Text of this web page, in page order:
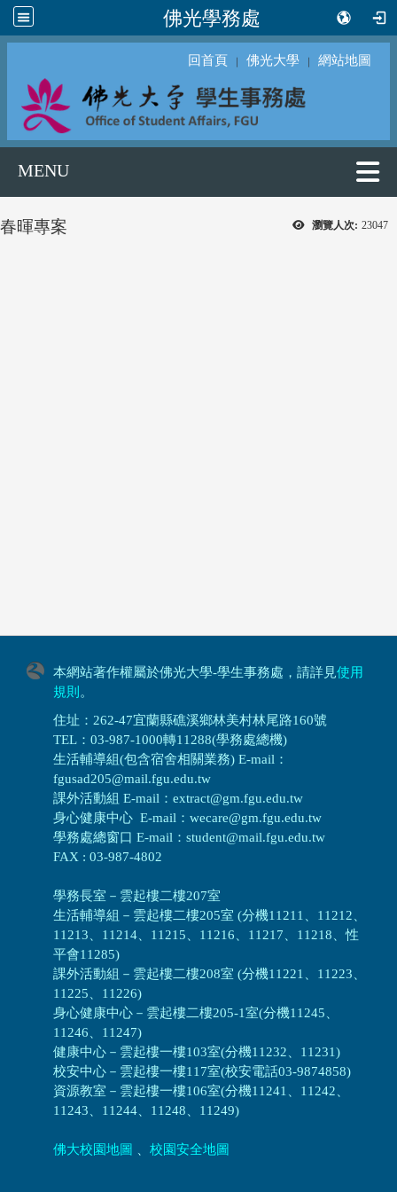
佛光學務處
回首頁 ｜ 佛光大學 ｜ 網站地圖
MENU
瀏覽人次: 23047
春暉專案
本網站著作權屬於佛光大學-學生事務處，請詳見使用
規則 。
住址：262-47宜蘭縣礁溪鄉林美村林尾路160號
TEL：03-987-1000轉11288(學務處總機)
生活輔導組(包含宿舍相關業務) E-mail：
fgusad205@mail.fgu.edu.tw
課外活動組 E-mail：extract@gm.fgu.edu.tw
身心健康中心 E-mail：wecare@gm.fgu.edu.tw
學務處總窗口 E-mail：student@mail.fgu.edu.tw
FAX : 03-987-4802
學務長室－雲起樓二樓207室
生活輔導組 － 雲起樓二樓205室 (分機11211、11212、
11213、11214、11215、11216、11217、11218、性
平會11285)
課外活動組 － 雲起樓二樓208室 (分機11221、11223、
11225、11226)
身心健康中心 － 雲起樓二樓205-1室(分機11245、
11246、11247)
健康中心－ 雲起樓一樓103室(分機11232、11231)
校安中心－ 雲起樓一樓117室(校安電話03-9874858)
資源教室 － 雲起樓一樓106室(分機11241、11242、
11243、11244、11248、11249)
佛大校園地圖 校園安全地圖